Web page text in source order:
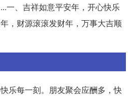
一、吉祥如意平安年，开心快乐
，财源滚滚发财年，万事大吉顺
乐每一刻。朋友聚会应酬多，快